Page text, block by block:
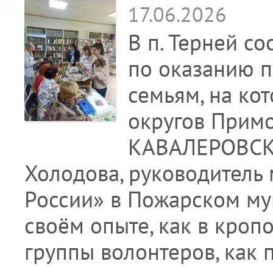
17.06.2026
В п. Терней
по оказанию
семьям, на
округов
Холодова,
России» в Пожарском
своём опыте, как в
группы волонтеров, как